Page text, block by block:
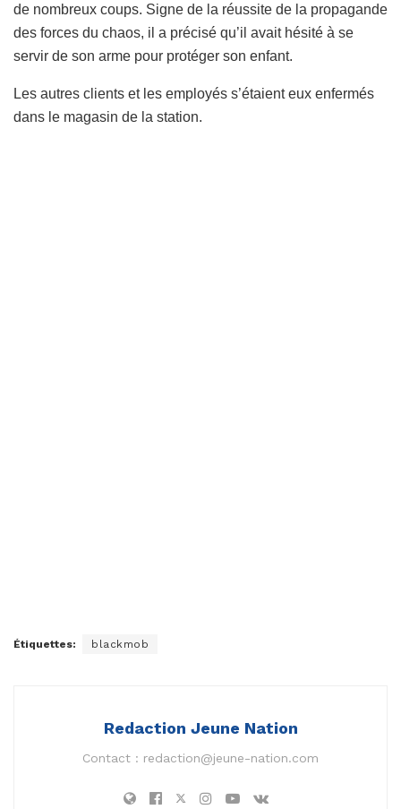
de nombreux coups. Signe de la réussite de la propagande
des forces du chaos, il a précisé qu’il avait hésité à se
servir de son arme pour protéger son enfant.
Les autres clients et les employés s’étaient eux enfermés
dans le magasin de la station.
Étiquettes: blackmob
Redaction Jeune Nation
Contact : redaction@jeune-nation.com